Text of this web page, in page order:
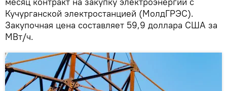
Кучурганской электростанцией (МолдГРЭС).
Закупочная цена составляет 59,9 доллара США за
МВт/ч.